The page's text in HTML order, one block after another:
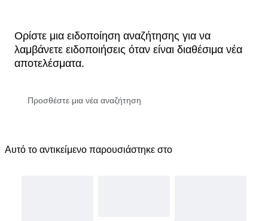
Ορίστε μια ειδοποίηση αναζήτησης για να
λαμβάνετε ειδοποιήσεις όταν είναι διαθέσιμα νέα
αποτελέσματα.
Αυτό το αντικείμενο παρουσιάστηκε στο